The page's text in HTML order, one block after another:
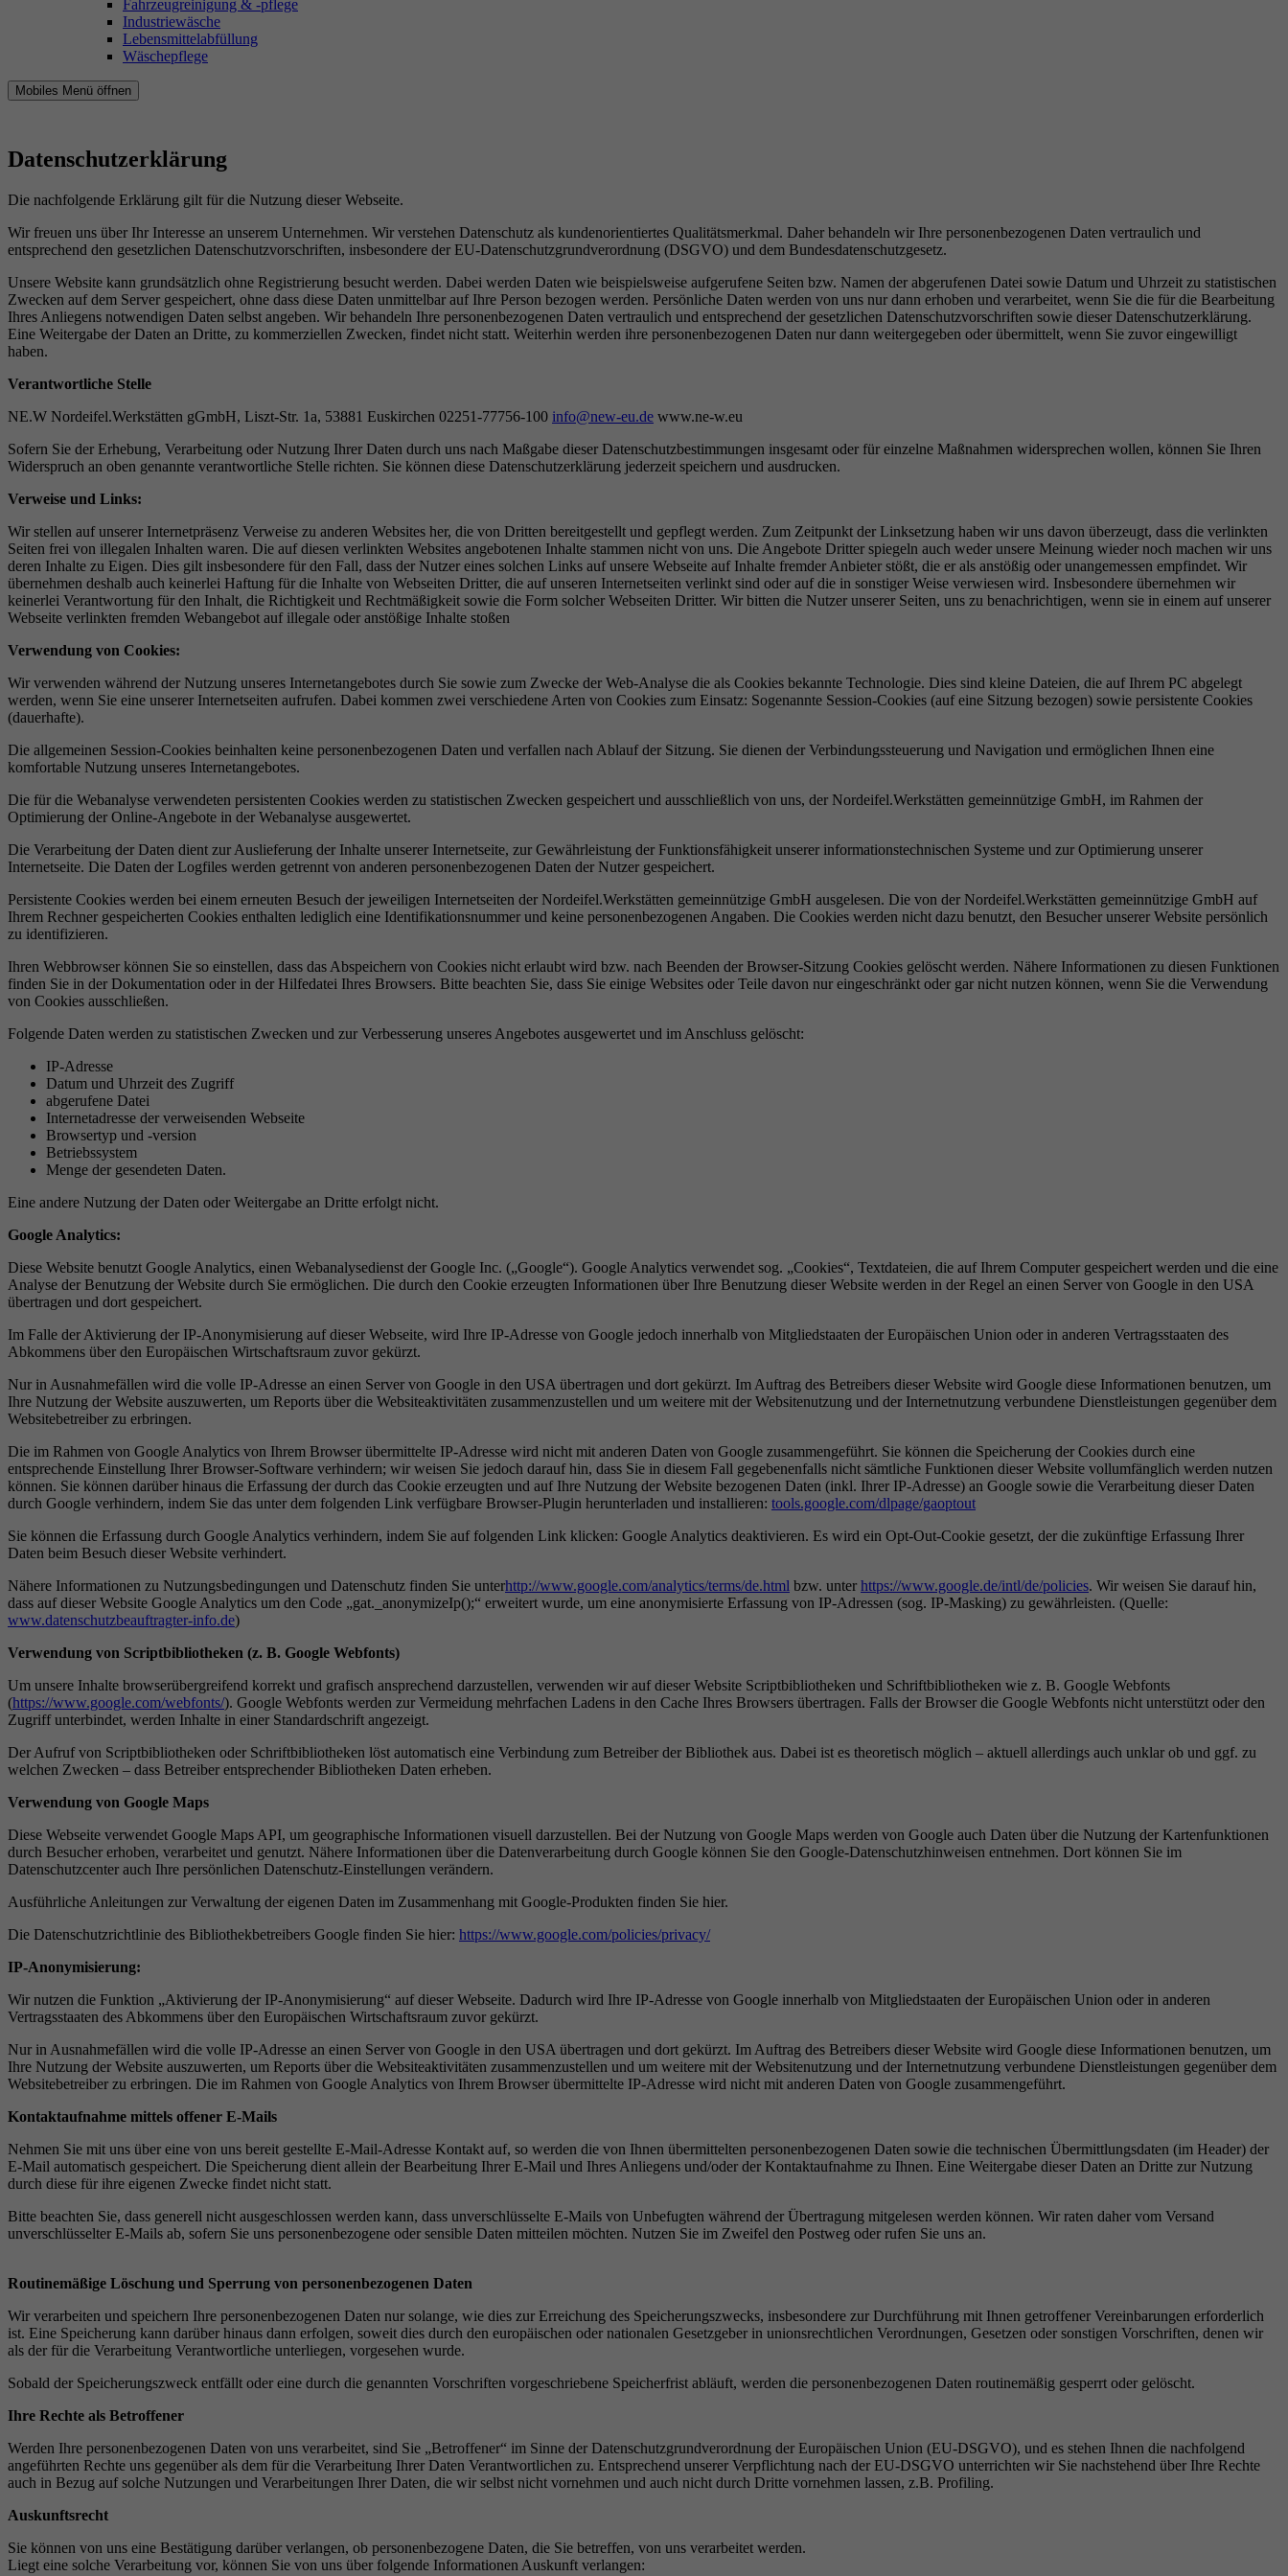
Fahrzeugreinigung & -pflege
Industriewäsche
Lebensmittelabfüllung
Wäschepflege
Mobiles Menü öffnen
Datenschutzerklärung
Die nachfolgende Erklärung gilt für die Nutzung dieser Webseite.
Wir freuen uns über Ihr Interesse an unserem Unternehmen. Wir verstehen Datenschutz als kundenorientiertes Qualitätsmerkmal. Daher behandeln wir Ihre personenbezogenen Daten vertraulich und
entsprechend den gesetzlichen Datenschutzvorschriften, insbesondere der EU-Datenschutzgrundverordnung (DSGVO) und dem Bundesdatenschutzgesetz.
Unsere Website kann grundsätzlich ohne Registrierung besucht werden. Dabei werden Daten wie beispielsweise aufgerufene Seiten bzw. Namen der abgerufenen Datei sowie Datum und Uhrzeit zu statistischen
Zwecken auf dem Server gespeichert, ohne dass diese Daten unmittelbar auf Ihre Person bezogen werden. Persönliche Daten werden von uns nur dann erhoben und verarbeitet, wenn Sie die für die Bearbeitung
Ihres Anliegens notwendigen Daten selbst angeben. Wir behandeln Ihre personenbezogenen Daten vertraulich und entsprechend der gesetzlichen Datenschutzvorschriften sowie dieser Datenschutzerklärung.
Eine Weitergabe der Daten an Dritte, zu kommerziellen Zwecken, findet nicht statt. Weiterhin werden ihre personenbezogenen Daten nur dann weitergegeben oder übermittelt, wenn Sie zuvor eingewilligt
haben.
Verantwortliche Stelle
NE.W Nordeifel.Werkstätten gGmbH, Liszt-Str. 1a, 53881 Euskirchen 02251-77756-100 info@new-eu.de www.ne-w.eu
Sofern Sie der Erhebung, Verarbeitung oder Nutzung Ihrer Daten durch uns nach Maßgabe dieser Datenschutzbestimmungen insgesamt oder für einzelne Maßnahmen widersprechen wollen, können Sie Ihren
Widerspruch an oben genannte verantwortliche Stelle richten. Sie können diese Datenschutzerklärung jederzeit speichern und ausdrucken.
Verweise und Links:
Wir stellen auf unserer Internetpräsenz Verweise zu anderen Websites her, die von Dritten bereitgestellt und gepflegt werden. Zum Zeitpunkt der Linksetzung haben wir uns davon überzeugt, dass die verlinkten
Seiten frei von illegalen Inhalten waren. Die auf diesen verlinkten Websites angebotenen Inhalte stammen nicht von uns. Die Angebote Dritter spiegeln auch weder unsere Meinung wieder noch machen wir uns
deren Inhalte zu Eigen. Dies gilt insbesondere für den Fall, dass der Nutzer eines solchen Links auf unsere Webseite auf Inhalte fremder Anbieter stößt, die er als anstößig oder unangemessen empfindet. Wir
übernehmen deshalb auch keinerlei Haftung für die Inhalte von Webseiten Dritter, die auf unseren Internetseiten verlinkt sind oder auf die in sonstiger Weise verwiesen wird. Insbesondere übernehmen wir
keinerlei Verantwortung für den Inhalt, die Richtigkeit und Rechtmäßigkeit sowie die Form solcher Webseiten Dritter. Wir bitten die Nutzer unserer Seiten, uns zu benachrichtigen, wenn sie in einem auf unserer
Webseite verlinkten fremden Webangebot auf illegale oder anstößige Inhalte stoßen
Verwendung von Cookies:
Wir verwenden während der Nutzung unseres Internetangebotes durch Sie sowie zum Zwecke der Web-Analyse die als Cookies bekannte Technologie. Dies sind kleine Dateien, die auf Ihrem PC abgelegt
werden, wenn Sie eine unserer Internetseiten aufrufen. Dabei kommen zwei verschiedene Arten von Cookies zum Einsatz: Sogenannte Session-Cookies (auf eine Sitzung bezogen) sowie persistente Cookies
(dauerhafte).
Die allgemeinen Session-Cookies beinhalten keine personenbezogenen Daten und verfallen nach Ablauf der Sitzung. Sie dienen der Verbindungssteuerung und Navigation und ermöglichen Ihnen eine
komfortable Nutzung unseres Internetangebotes.
Die für die Webanalyse verwendeten persistenten Cookies werden zu statistischen Zwecken gespeichert und ausschließlich von uns, der Nordeifel.Werkstätten gemeinnützige GmbH, im Rahmen der
Optimierung der Online-Angebote in der Webanalyse ausgewertet.
Die Verarbeitung der Daten dient zur Auslieferung der Inhalte unserer Internetseite, zur Gewährleistung der Funktionsfähigkeit unserer informationstechnischen Systeme und zur Optimierung unserer
Internetseite. Die Daten der Logfiles werden getrennt von anderen personenbezogenen Daten der Nutzer gespeichert.
Persistente Cookies werden bei einem erneuten Besuch der jeweiligen Internetseiten der Nordeifel.Werkstätten gemeinnützige GmbH ausgelesen. Die von der Nordeifel.Werkstätten gemeinnützige GmbH auf
Ihrem Rechner gespeicherten Cookies enthalten lediglich eine Identifikationsnummer und keine personenbezogenen Angaben. Die Cookies werden nicht dazu benutzt, den Besucher unserer Website persönlich
zu identifizieren.
Ihren Webbrowser können Sie so einstellen, dass das Abspeichern von Cookies nicht erlaubt wird bzw. nach Beenden der Browser-Sitzung Cookies gelöscht werden. Nähere Informationen zu diesen Funktionen
finden Sie in der Dokumentation oder in der Hilfedatei Ihres Browsers. Bitte beachten Sie, dass Sie einige Websites oder Teile davon nur eingeschränkt oder gar nicht nutzen können, wenn Sie die Verwendung
von Cookies ausschließen.
Folgende Daten werden zu statistischen Zwecken und zur Verbesserung unseres Angebotes ausgewertet und im Anschluss gelöscht:
IP-Adresse
Datum und Uhrzeit des Zugriff
abgerufene Datei
Internetadresse der verweisenden Webseite
Browsertyp und -version
Betriebssystem
Menge der gesendeten Daten.
Eine andere Nutzung der Daten oder Weitergabe an Dritte erfolgt nicht.
Google Analytics:
Diese Website benutzt Google Analytics, einen Webanalysedienst der Google Inc. („Google“). Google Analytics verwendet sog. „Cookies“, Textdateien, die auf Ihrem Computer gespeichert werden und die eine
Analyse der Benutzung der Website durch Sie ermöglichen. Die durch den Cookie erzeugten Informationen über Ihre Benutzung dieser Website werden in der Regel an einen Server von Google in den USA
übertragen und dort gespeichert.
Im Falle der Aktivierung der IP-Anonymisierung auf dieser Webseite, wird Ihre IP-Adresse von Google jedoch innerhalb von Mitgliedstaaten der Europäischen Union oder in anderen Vertragsstaaten des
Abkommens über den Europäischen Wirtschaftsraum zuvor gekürzt.
Nur in Ausnahmefällen wird die volle IP-Adresse an einen Server von Google in den USA übertragen und dort gekürzt. Im Auftrag des Betreibers dieser Website wird Google diese Informationen benutzen, um
Ihre Nutzung der Website auszuwerten, um Reports über die Websiteaktivitäten zusammenzustellen und um weitere mit der Websitenutzung und der Internetnutzung verbundene Dienstleistungen gegenüber dem
Websitebetreiber zu erbringen.
Die im Rahmen von Google Analytics von Ihrem Browser übermittelte IP-Adresse wird nicht mit anderen Daten von Google zusammengeführt. Sie können die Speicherung der Cookies durch eine
entsprechende Einstellung Ihrer Browser-Software verhindern; wir weisen Sie jedoch darauf hin, dass Sie in diesem Fall gegebenenfalls nicht sämtliche Funktionen dieser Website vollumfänglich werden nutzen
können. Sie können darüber hinaus die Erfassung der durch das Cookie erzeugten und auf Ihre Nutzung der Website bezogenen Daten (inkl. Ihrer IP-Adresse) an Google sowie die Verarbeitung dieser Daten
durch Google verhindern, indem Sie das unter dem folgenden Link verfügbare Browser-Plugin herunterladen und installieren: tools.google.com/dlpage/gaoptout
Sie können die Erfassung durch Google Analytics verhindern, indem Sie auf folgenden Link klicken: Google Analytics deaktivieren. Es wird ein Opt-Out-Cookie gesetzt, der die zukünftige Erfassung Ihrer
Daten beim Besuch dieser Website verhindert.
Nähere Informationen zu Nutzungsbedingungen und Datenschutz finden Sie unterhttp://www.google.com/analytics/terms/de.html bzw. unter https://www.google.de/intl/de/policies. Wir weisen Sie darauf hin,
dass auf dieser Website Google Analytics um den Code „gat._anonymizeIp();“ erweitert wurde, um eine anonymisierte Erfassung von IP-Adressen (sog. IP-Masking) zu gewährleisten. (Quelle:
www.datenschutzbeauftragter-info.de)
Verwendung von Scriptbibliotheken (z. B. Google Webfonts)
Um unsere Inhalte browserübergreifend korrekt und grafisch ansprechend darzustellen, verwenden wir auf dieser Website Scriptbibliotheken und Schriftbibliotheken wie z. B. Google Webfonts
(https://www.google.com/webfonts/). Google Webfonts werden zur Vermeidung mehrfachen Ladens in den Cache Ihres Browsers übertragen. Falls der Browser die Google Webfonts nicht unterstützt oder den
Zugriff unterbindet, werden Inhalte in einer Standardschrift angezeigt.
Der Aufruf von Scriptbibliotheken oder Schriftbibliotheken löst automatisch eine Verbindung zum Betreiber der Bibliothek aus. Dabei ist es theoretisch möglich – aktuell allerdings auch unklar ob und ggf. zu
welchen Zwecken – dass Betreiber entsprechender Bibliotheken Daten erheben.
Verwendung von Google Maps
Diese Webseite verwendet Google Maps API, um geographische Informationen visuell darzustellen. Bei der Nutzung von Google Maps werden von Google auch Daten über die Nutzung der Kartenfunktionen
durch Besucher erhoben, verarbeitet und genutzt. Nähere Informationen über die Datenverarbeitung durch Google können Sie den Google-Datenschutzhinweisen entnehmen. Dort können Sie im
Datenschutzcenter auch Ihre persönlichen Datenschutz-Einstellungen verändern.
Ausführliche Anleitungen zur Verwaltung der eigenen Daten im Zusammenhang mit Google-Produkten finden Sie hier.
Die Datenschutzrichtlinie des Bibliothekbetreibers Google finden Sie hier: https://www.google.com/policies/privacy/
IP-Anonymisierung:
Wir nutzen die Funktion „Aktivierung der IP-Anonymisierung“ auf dieser Webseite. Dadurch wird Ihre IP-Adresse von Google innerhalb von Mitgliedstaaten der Europäischen Union oder in anderen
Vertragsstaaten des Abkommens über den Europäischen Wirtschaftsraum zuvor gekürzt.
Nur in Ausnahmefällen wird die volle IP-Adresse an einen Server von Google in den USA übertragen und dort gekürzt. Im Auftrag des Betreibers dieser Website wird Google diese Informationen benutzen, um
Ihre Nutzung der Website auszuwerten, um Reports über die Websiteaktivitäten zusammenzustellen und um weitere mit der Websitenutzung und der Internetnutzung verbundene Dienstleistungen gegenüber dem
Websitebetreiber zu erbringen. Die im Rahmen von Google Analytics von Ihrem Browser übermittelte IP-Adresse wird nicht mit anderen Daten von Google zusammengeführt.
Kontaktaufnahme mittels offener E-Mails
Nehmen Sie mit uns über eine von uns bereit gestellte E-Mail-Adresse Kontakt auf, so werden die von Ihnen übermittelten personenbezogenen Daten sowie die technischen Übermittlungsdaten (im Header) der
E-Mail automatisch gespeichert. Die Speicherung dient allein der Bearbeitung Ihrer E-Mail und Ihres Anliegens und/oder der Kontaktaufnahme zu Ihnen. Eine Weitergabe dieser Daten an Dritte zur Nutzung
durch diese für ihre eigenen Zwecke findet nicht statt.
Bitte beachten Sie, dass generell nicht ausgeschlossen werden kann, dass unverschlüsselte E-Mails von Unbefugten während der Übertragung mitgelesen werden können. Wir raten daher vom Versand
unverschlüsselter E-Mails ab, sofern Sie uns personenbezogene oder sensible Daten mitteilen möchten. Nutzen Sie im Zweifel den Postweg oder rufen Sie uns an.
Routinemäßige Löschung und Sperrung von personenbezogenen Daten
Wir verarbeiten und speichern Ihre personenbezogenen Daten nur solange, wie dies zur Erreichung des Speicherungszwecks, insbesondere zur Durchführung mit Ihnen getroffener Vereinbarungen erforderlich
ist. Eine Speicherung kann darüber hinaus dann erfolgen, soweit dies durch den europäischen oder nationalen Gesetzgeber in unionsrechtlichen Verordnungen, Gesetzen oder sonstigen Vorschriften, denen wir
als der für die Verarbeitung Verantwortliche unterliegen, vorgesehen wurde.
Sobald der Speicherungszweck entfällt oder eine durch die genannten Vorschriften vorgeschriebene Speicherfrist abläuft, werden die personenbezogenen Daten routinemäßig gesperrt oder gelöscht.
Ihre Rechte als Betroffener
Werden Ihre personenbezogenen Daten von uns verarbeitet, sind Sie „Betroffener“ im Sinne der Datenschutzgrundverordnung der Europäischen Union (EU-DSGVO), und es stehen Ihnen die nachfolgend
angeführten Rechte uns gegenüber als dem für die Verarbeitung Ihrer Daten Verantwortlichen zu. Entsprechend unserer Verpflichtung nach der EU-DSGVO unterrichten wir Sie nachstehend über Ihre Rechte
auch in Bezug auf solche Nutzungen und Verarbeitungen Ihrer Daten, die wir selbst nicht vornehmen und auch nicht durch Dritte vornehmen lassen, z.B. Profiling.
Auskunftsrecht
Sie können von uns eine Bestätigung darüber verlangen, ob personenbezogene Daten, die Sie betreffen, von uns verarbeitet werden.
Liegt eine solche Verarbeitung vor, können Sie von uns über folgende Informationen Auskunft verlangen: